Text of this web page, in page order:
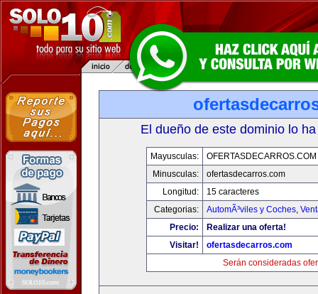
El dueño de este dominio lo
Mayusculas:
OFERTASDECARROS.COM
Minusculas:
ofertasdecarros.com
Longitud:
15 caracteres
Categorias:
AutomÃ³viles y Coches,
Precio:
Realizar una oferta!
Visitar!
ofertasdecarros.com
Serán consideradas